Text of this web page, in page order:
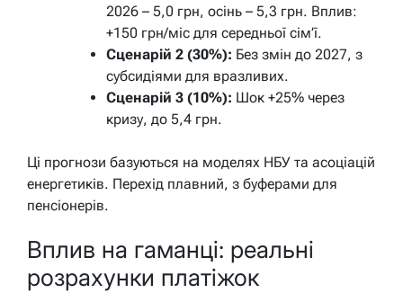
2026 – 5,0 грн, осінь – 5,3 грн. Вплив:
+150 грн/міс для середньої сім’ї.
Сценарій 2 (30%): Без змін до 2027, з
субсидіями для вразливих.
Сценарій 3 (10%): Шок +25% через
кризу, до 5,4 грн.
Ці прогнози базуються на моделях НБУ та асоціацій
енергетиків. Перехід плавний, з буферами для
пенсіонерів.
Вплив на гаманці: реальні
розрахунки платіжок